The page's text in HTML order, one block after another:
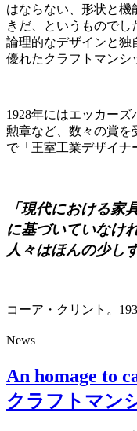
はならない、形状と
きだ、というもので
論理的なデザインと独
優れたクラフトマンシ
1928年にはエッカーズ
勲章など、数々の賞を
で「王室工業デザイナ
「現代における家
に基づいていなけ
人々はほんの少し
コーア・クリント。
News
An homage to
クラフトマン